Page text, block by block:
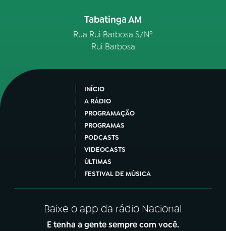
Tabatinga AM
Rua Rui Barbosa S/Nº
Rui Barbosa
INÍCIO
A RÁDIO
PROGRAMAÇÃO
PROGRAMAS
PODCASTS
VIDEOCASTS
ÚLTIMAS
FESTIVAL DE MÚSICA
Baixe o app da rádio Nacional
E tenha a gente sempre com você.